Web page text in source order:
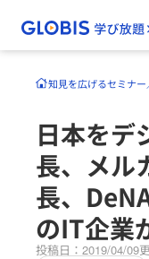
知見を広げるセミナー
日本をデ
長、メル
長、
のIT企業
投稿日：2019/04/09